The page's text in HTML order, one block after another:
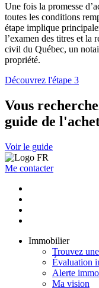
Une fois la promesse
toutes les conditions
étape implique
l’examen des titres et la
civil du Québec, un
propriété.
Découvrez l'étape 3
Vous
guide de
Voir le guide
Me contacter
Immobilier
Trouvez
Évaluation
Alerte
Ma vision